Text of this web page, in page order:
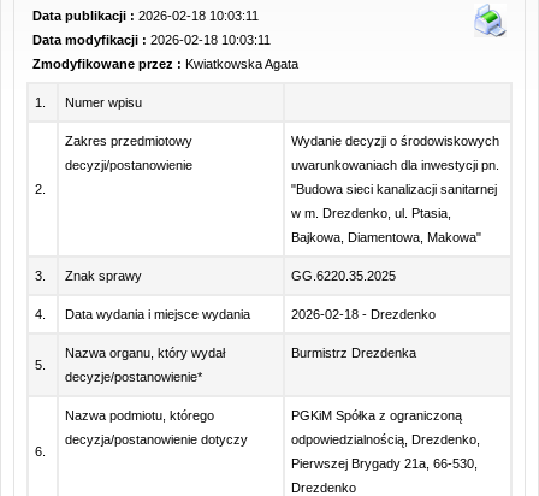
Data publikacji : 2026-02-18 10:03:11
Data modyfikacji : 2026-02-18 10:03:11
Zmodyfikowane przez : Kwiatkowska Agata
1. Numer wpisu
2.
Zakres przedmiotowy
decyzji/postanowienie
Wydanie decyzji o środowiskowych
uwarunkowaniach dla inwestycji pn.
"Budowa sieci kanalizacji sanitarnej
w m. Drezdenko, ul. Ptasia,
Bajkowa, Diamentowa, Makowa"
3. Znak sprawy GG.6220.35.2025
4. Data wydania i miejsce wydania 2026-02-18 - Drezdenko
5.
Nazwa organu, który wydał
decyzje/postanowienie*
Burmistrz Drezdenka
6.
Nazwa podmiotu, którego
decyzja/postanowienie dotyczy
PGKiM Spółka z ograniczoną
odpowiedzialnością, Drezdenko,
Pierwszej Brygady 21a, 66-530,
Drezdenko